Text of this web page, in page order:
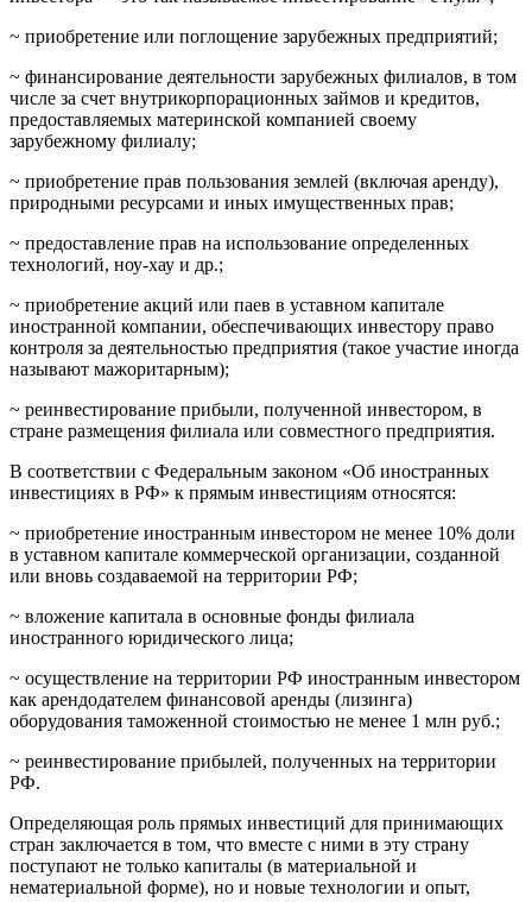
~ приобретение или поглощение зарубежных предприятий;
~ финансирование деятельности зарубежных филиалов, в том
числе за счет внутрикорпорационных займов и кредитов,
предоставляемых материнской компанией своему
зарубежному филиалу;
~ приобретение прав пользования землей (включая аренду),
природными ресурсами и иных имущественных прав;
~ предоставление прав на использование определенных
технологий, ноу-хау и др.;
~ приобретение акций или паев в уставном капитале
иностранной компании, обеспечивающих инвестору право
контроля за деятельностью предприятия (такое участие иногда
называют мажоритарным);
~ реинвестирование прибыли, полученной инвестором, в
стране размещения филиала или совместного предприятия.
В соответствии с Федеральным законом «Об иностранных
инвестициях в РФ» к прямым инвестициям относятся:
~ приобретение иностранным инвестором не менее 10% доли
в уставном капитале коммерческой организации, созданной
или вновь создаваемой на территории РФ;
~ вложение капитала в основные фонды филиала
иностранного юридического лица;
~ осуществление на территории РФ иностранным инвестором
как арендодателем финансовой аренды (лизинга)
оборудования таможенной стоимостью не менее 1 млн руб.;
~ реинвестирование прибылей, полученных на территории
РФ.
Определяющая роль прямых инвестиций для принимающих
стран заключается в том, что вместе с ними в эту страну
поступают не только капиталы (в материальной и
нематериальной форме), но и новые технологии и опыт,